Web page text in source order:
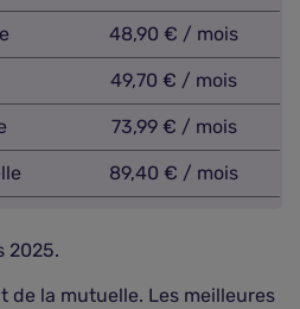
48,90 € / mois
49,70 € / mois
73,99 € / mois
89,40 € / mois
2025.
de la mutuelle. Les meilleures